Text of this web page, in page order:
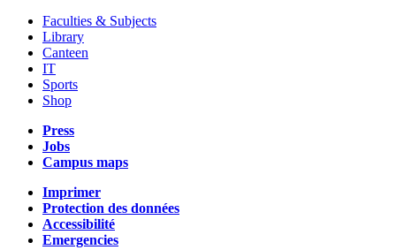
Faculties & Subjects
Library
Canteen
IT
Sports
Shop
Press
Jobs
Campus maps
Imprimer
Protection des données
Accessibilité
Emergencies